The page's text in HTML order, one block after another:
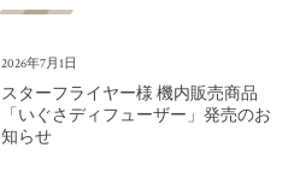
2026年7月1日
スターフライヤー様 機内販売商品
「いぐさディフューザー」発売のお
知らせ